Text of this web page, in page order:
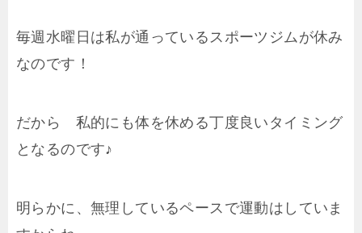
毎週水曜日は私が通っているスポーツジムが休み
なのです！
だから 私的にも体を休める丁度良いタイミング
となるのです♪
明らかに、無理しているペースで運動はしていま